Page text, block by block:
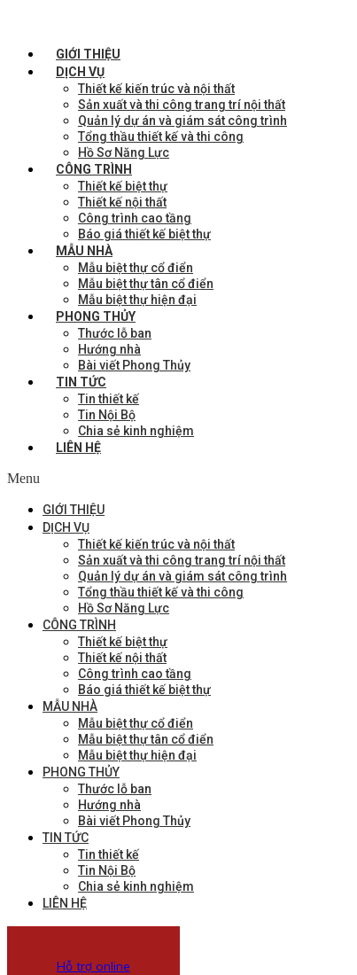
GIỚI THIỆU
DỊCH VỤ
Thiết kế kiến trúc và nội thất
Sản xuất và thi công trang trí nội thất
Quản lý dự án và giám sát công trình
Tổng thầu thiết kế và thi công
Hồ Sơ Năng Lực
CÔNG TRÌNH
Thiết kế biệt thự
Thiết kế nội thất
Công trình cao tầng
Báo giá thiết kế biệt thự
MẪU NHÀ
Mẫu biệt thự cổ điển
Mẫu biệt thự tân cổ điển
Mẫu biệt thự hiện đại
PHONG THỦY
Thước lỗ ban
Hướng nhà
Bài viết Phong Thủy
TIN TỨC
Tin thiết kế
Tin Nội Bộ
Chia sẻ kinh nghiệm
LIÊN HỆ
Menu
GIỚI THIỆU
DỊCH VỤ
Thiết kế kiến trúc và nội thất
Sản xuất và thi công trang trí nội thất
Quản lý dự án và giám sát công trình
Tổng thầu thiết kế và thi công
Hồ Sơ Năng Lực
CÔNG TRÌNH
Thiết kế biệt thự
Thiết kế nội thất
Công trình cao tầng
Báo giá thiết kế biệt thự
MẪU NHÀ
Mẫu biệt thự cổ điển
Mẫu biệt thự tân cổ điển
Mẫu biệt thự hiện đại
PHONG THỦY
Thước lỗ ban
Hướng nhà
Bài viết Phong Thủy
TIN TỨC
Tin thiết kế
Tin Nội Bộ
Chia sẻ kinh nghiệm
LIÊN HỆ
Hỗ trợ online